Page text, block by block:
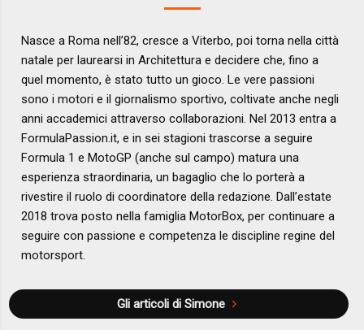
Nasce a Roma nell’82, cresce a Viterbo, poi torna nella città
natale per laurearsi in Architettura e decidere che, fino a
quel momento, è stato tutto un gioco. Le vere passioni
sono i motori e il giornalismo sportivo, coltivate anche negli
anni accademici attraverso collaborazioni. Nel 2013 entra a
FormulaPassion.it, e in sei stagioni trascorse a seguire
Formula 1 e MotoGP (anche sul campo) matura una
esperienza straordinaria, un bagaglio che lo porterà a
rivestire il ruolo di coordinatore della redazione. Dall’estate
2018 trova posto nella famiglia MotorBox, per continuare a
seguire con passione e competenza le discipline regine del
motorsport.
Gli articoli di Simone